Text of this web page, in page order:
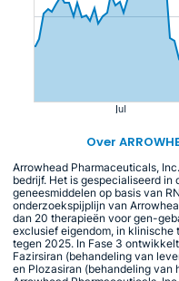
Over
Arrowhead Pharmaceuticals,
bedrijf. Het is gespecialiseerd
geneesmiddelen op basis van
onderzoekspijplijn van
dan 20 therapieën voor gen-
exclusief eigendom, in
tegen 2025. In Fase 3
Fazirsiran (behandeling van
en Plozasiran (behandeling van